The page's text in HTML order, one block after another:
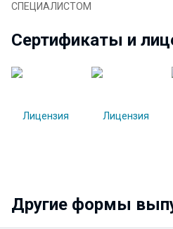
СПЕЦИАЛИСТОМ
Сертификаты и
Другие формы